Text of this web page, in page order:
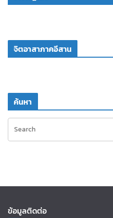
จิตอาสาภาคอีสาน
ค้นหา
ข้อมูลติดต่อ